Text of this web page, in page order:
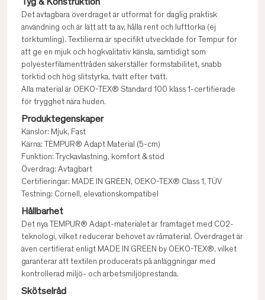
Tyg & Konstruktion
Det avtagbara överdraget är utformat för daglig praktisk
användning och är lätt att ta av, hålla rent och lufttorka (ej
torktumling). Textilierna är specifikt utvecklade för Tempur för
att ge en mjuk och högkvalitativ känsla, samtidigt som
polyesterfilamenttråden säkerställer formstabilitet, snabb
torktid och hög slitstyrka, tvätt efter tvätt.
Alla material är OEKO-TEX® Standard 100 klass 1-certifierade
för trygghet nära huden.
Produktegenskaper
Känslor: Mjuk, Fast
Kärna: TEMPUR® Adapt Material (5-cm)
Funktion: Tryckavlastning, komfort & stöd
Överdrag: Avtagbart
Certifieringar: MADE IN GREEN, OEKO-TEX® Class 1, TÜV
Testning: Cornell, elevationskompatibel
Hållbarhet
Det nya TEMPUR® Adapt-materialet är framtaget med CO2-
teknologi, vilket reducerar behovet av råmaterial. Överdraget är
även certifierat enligt MADE IN GREEN by OEKO-TEX®, vilket
garanterar att textilen producerats på anläggningar med
kontrollerad miljö- och arbetsmiljöprestanda.
Skötselråd